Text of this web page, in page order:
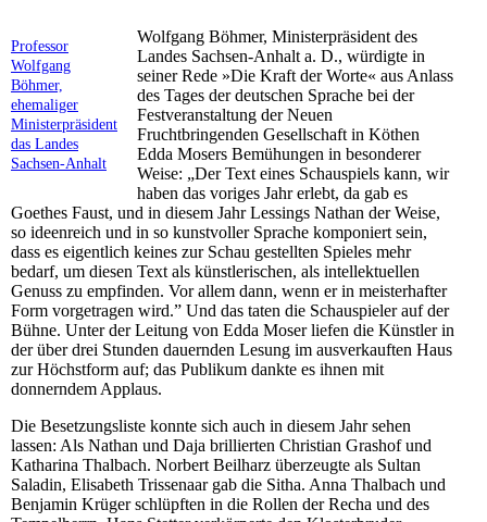
Professor
Wolfgang
Böhmer,
ehemaliger
Ministerpräsident
das Landes
Sachsen-Anhalt
Wolfgang Böhmer, Ministerpräsident des
Landes Sachsen-Anhalt a. D., würdigte in
seiner Rede »Die Kraft der Worte« aus Anlass
des Tages der deutschen Sprache bei der
Festveranstaltung der Neuen
Fruchtbringenden Gesellschaft in Köthen
Edda Mosers Bemühungen in besonderer
Weise: „Der Text eines Schauspiels kann, wir
haben das voriges Jahr erlebt, da gab es
Goethes Faust, und in diesem Jahr Lessings Nathan der Weise,
so ideenreich und in so kunstvoller Sprache komponiert sein,
dass es eigentlich keines zur Schau gestellten Spieles mehr
bedarf, um diesen Text als künstlerischen, als intellektuellen
Genuss zu empfinden. Vor allem dann, wenn er in meisterhafter
Form vorgetragen wird.” Und das taten die Schauspieler auf der
Bühne. Unter der Leitung von Edda Moser liefen die Künstler in
der über drei Stunden dauernden Lesung im ausverkauften Haus
zur Höchstform auf; das Publikum dankte es ihnen mit
donnerndem Applaus.
Die Besetzungsliste konnte sich auch in diesem Jahr sehen
lassen: Als Nathan und Daja brillierten Christian Grashof und
Katharina Thalbach. Norbert Beilharz überzeugte als Sultan
Saladin, Elisabeth Trissenaar gab die Sitha. Anna Thalbach und
Benjamin Krüger schlüpften in die Rollen der Recha und des